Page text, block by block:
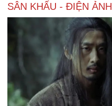
SÂN KHẤU - ĐIỆN ẢNH